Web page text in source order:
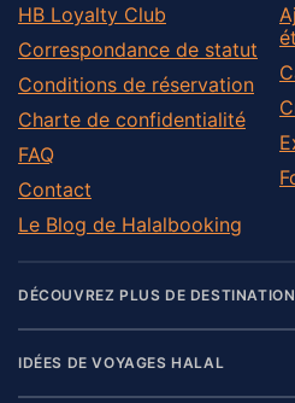
HB Loyalty Club
Correspondance de statut
Conditions de réservation
Charte de confidentialité
FAQ
Contact
Le Blog de Halalbooking
DÉCOUVREZ PLUS DE
IDÉES DE VOYAGES HALAL